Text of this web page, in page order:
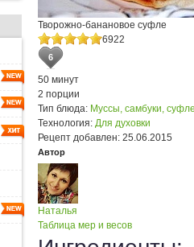
Творожно-банановое суфле
6922
6
50 минут
2 порции
Тип блюда: Муссы, самбуки, суфле
Технология: Для духовки
Рецепт добавлен: 25.06.2015
Автор
Наталья
Таблица мер и весов